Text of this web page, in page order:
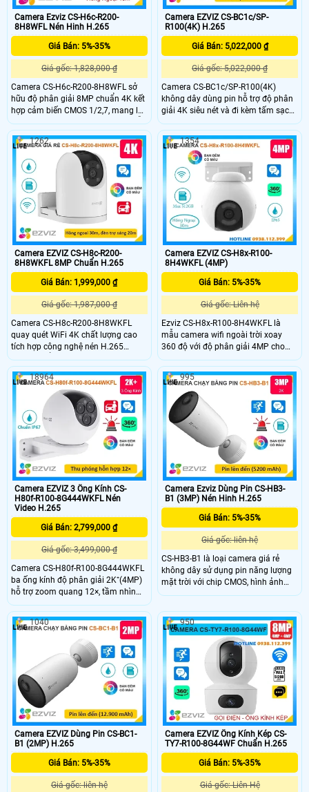
Camera Ezviz CS-H6c-R200-
8H8WFL Nén Hinh H.265
Giá Bán: 5%-35%
Giá gốc: 1,828,000 ₫
Camera CS-H6c-R200-8H8WFL sở
hữu độ phân giải 8MP chuẩn 4K kết
hợp cảm biến CMOS 1/2,7, mang lại
hình ảnh sắc nét, chi tiết cả ngày lẫn
đêm. Góc nhìn rộng với ống kính
4mm @ F1.6, bao phủ 87° ngang,
53° dọc, phù hợp giám sát không
gian lớn, hạn chế điểm mù hiệu quả.
Camera EZVIZ CS-BC1c/SP-
R100(4K) H.265
Giá Bán: 5,022,000 ₫
Giá gốc: 5,022,000 ₫
Camera CS-BC1c/SP-R100(4K)
không dây dùng pin hỗ trợ độ phân
giải 4K siêu nét và đi kèm tấm sạc
năng lượng mặt trời tiện lợi. Camera
tích hợp công nghệ nén H.265 phát
hiện thông minh, đàm thoại 2 chiều
cùng hồng ngoại và đèn trợ sáng
tầm xa 15m. Thiết kế chuẩn IP65
giúp camera hoạt động bền bỉ trong
mọi điều kiện thời tiết
Camera EZVIZ CS-H8c-R200-
8H8WKFL 8MP Chuẩn H.265
Giá Bán: 1,999,000 ₫
Giá gốc: 1,987,000 ₫
Camera CS-H8c-R200-8H8WKFL
quay quét WiFi 4K chất lượng cao
tích hợp công nghệ nén H.265
camera nổi bật với khả năng phát
hiện người, phương tiện, theo dõi
chuyển động thông minh và cảnh
báo hiệu quả bằng còi, đèn chớp.
Với hồng ngoại 30m, đèn trợ sáng
20m, đàm thoại 2 chiều và tiêu
chuẩn IP65, đây là lựa chọn lý tưởng
cho việc giám sát an ninh
1262
Camera EZVIZ CS-H8x-R100-
8H4WKFL (4MP)
Giá Bán: 5%-35%
Giá gốc: Liên hệ
Ezviz CS-H8x-R100-8H4WKFL là
mẫu camera wifi ngoài trời xoay
360 độ với độ phân giải 4MP cho
chất lượng hình ảnh sắc nét.
Camera hỗ trợ các tính năng nổi bật
như phát hiện người và phương tiện
công nghệ AI độ chính xác cao, thu
phóng tự động theo dõi chuyển
động, quan sát ban đêm có màu
giúp bảo vệ an ninh tối ưu.
1354
Camera EZVIZ 3 Ống Kính CS-
H80f-R100-8G444WKFL Nén
Video H.265
Giá Bán: 2,799,000 ₫
Giá gốc: 3,499,000 ₫
Camera CS-H80f-R100-8G444WKFL
ba ống kính độ phân giải 2K⁺(4MP)
hỗ trợ zoom quang 12×, tầm nhìn
hồng ngoại 30m và có màu ban
đêm lên đến 20m. Camera quay
xoay 360° tích hợp đàm thoại hai
chiều, còi báo động và đèn chớp
giúp tăng cường an ninh. Chuẩn
IP67 đảm bảo khả năng chống bụi,
nước, hoạt động bền bỉ trong mọi
điều kiện thời tiết.
18964
Camera Ezviz Dùng Pin CS-HB3-
B1 (3MP) Nén Hinh H.265
Giá Bán: 5%-35%
Giá gốc: liên hệ
CS-HB3-B1 là loại camera giá rẻ
không dây sử dụng pin năng lượng
mặt trời với chip CMOS, hình ảnh
sinh động và khả năng xem ban
màu ban đêm. Độ phân giải 3.0 MP
và tích hợp công nghệ nhận biết
người giúp cho hình ảnh luôn chất
lượng, đàm thoại 2 chiều chống chịu
được mọi thời tiết tấm pin sử dụng
lên đến 120 ngày (5200 mAh) .
995
Camera EZVIZ Dùng Pin CS-BC1-
B1 (2MP) H.265
Giá Bán: 5%-35%
Giá gốc: liên hệ
1040
Camera EZVIZ Ống Kính Kép CS-
TY7-R100-8G44WF Chuẩn H.265
Giá Bán: 5%-35%
Giá gốc: Liên Hệ
950